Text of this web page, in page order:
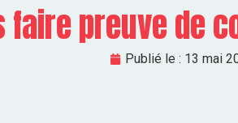
faire preuve de
Publié le : 13 mai